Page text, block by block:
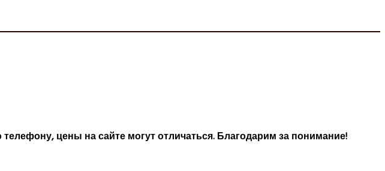
цены на сайте могут отличаться. Благодарим за понимание!